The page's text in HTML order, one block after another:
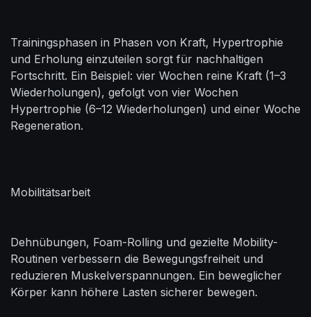
Trainingsphasen in Phasen von Kraft, Hypertrophie
und Erholung einzuteilen sorgt für nachhaltigen
Fortschritt. Ein Beispiel: vier Wochen reine Kraft (1–3
Wiederholungen), gefolgt von vier Wochen
Hypertrophie (6–12 Wiederholungen) und einer Woche
Regeneration.
Mobilitätsarbeit
Dehnübungen, Foam-Rolling und gezielte Mobility-
Routinen verbessern die Bewegungsfreiheit und
reduzieren Muskelverspannungen. Ein beweglicher
Körper kann höhere Lasten sicherer bewegen.